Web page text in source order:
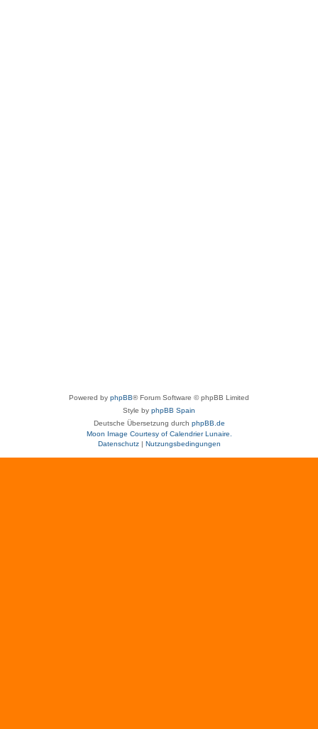
Powered by phpBB® Forum Software © phpBB Limited
Style by phpBB Spain
Deutsche Übersetzung durch phpBB.de
Moon Image Courtesy of Calendrier Lunaire.
Datenschutz| Nutzungsbedingungen